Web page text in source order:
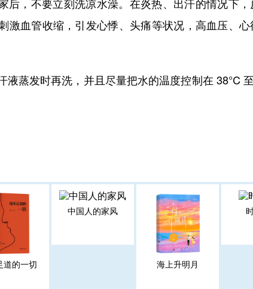
后，不要立刻洗凉水澡。在炎热、出汗的情况下
激血管收缩，引发心悸、头痛等状况，高血压、
液蒸发时再洗，并且尽量把水的温度控制在 38°C
道的一切
中国人的家风
海上升明月